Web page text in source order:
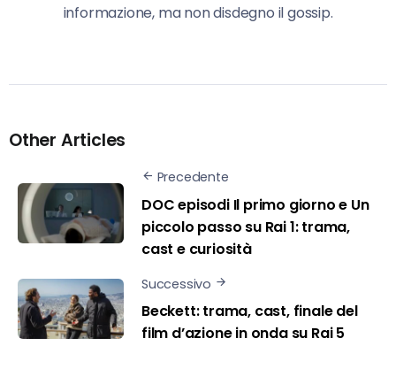
informazione, ma non disdegno il gossip.
Other Articles
Precedente
DOC episodi Il primo giorno e Un
piccolo passo su Rai 1: trama,
cast e curiosità
Successivo
Beckett: trama, cast, finale del
film d’azione in onda su Rai 5